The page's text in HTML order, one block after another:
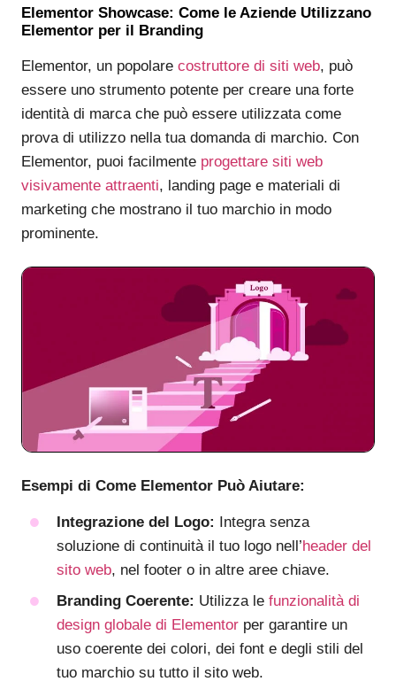
Elementor Showcase: Come le Aziende Utilizzano
Elementor per il Branding
Elementor, un popolare costruttore di siti web, può
essere uno strumento potente per creare una forte
identità di marca che può essere utilizzata come
prova di utilizzo nella tua domanda di marchio. Con
Elementor, puoi facilmente progettare siti web
visivamente attraenti, landing page e materiali di
marketing che mostrano il tuo marchio in modo
prominente.
Esempi di Come Elementor Può Aiutare:
Integrazione del Logo:
Integra senza
soluzione di continuità il tuo logo nell’header del
sito web, nel footer o in altre aree chiave.
Branding Coerente: Utilizza le funzionalità di
design globale di Elementor per garantire un
uso coerente dei colori, dei font e degli stili del
tuo marchio su tutto il sito web.